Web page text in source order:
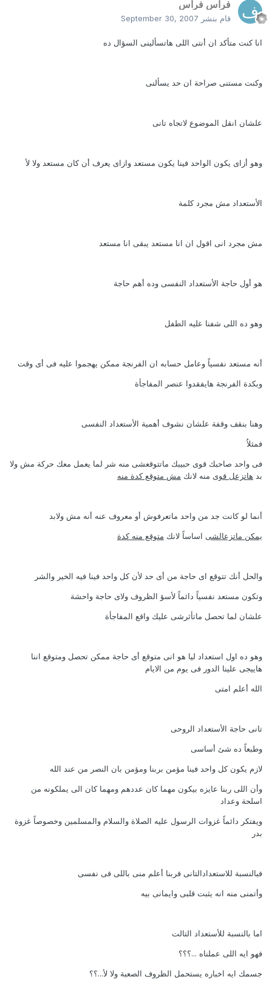
فراس فراس
قام بنشر September 30, 2007
انا كنت متأكد ان أنتى اللى هاتسألينى السؤال ده
وكنت مستنى صراحة ان حد يسألنى
علشان انقل الموضوع لاتجاه تانى
وهو أزاى يكون الواحد فينا يكون مستعد وازاى يعرف أن كان مستعد ولا لأ
الأستعداد مش مجرد كلمة
مش مجرد انى اقول ان انا مستعد يبقى انا مستعد
هو أول حاجة الأستعداد النفسى وده أهم حاجة
وهو ده اللى شفنا عليه الطفل
أنه مستعد نفسياً وعامل حسابه ان الفرنجة ممكن يهجموا عليه فى أى وقت
وبكدة الفرنجة هايفقدوا عنصر المفاجأة
وهنا بنقف وقفة علشان نشوف أهمية الأستعداد النفسى
فمثلاُ
فى واحد صاحبك قوى حبيبك ماتتوقعشى منه شر لما يعمل معك حركة مش ولا
بدهاتزعل قوىمنه لانك مش متوقع كدة منه
أنما لو كانت جد من واحد ماتعرفوش أو معروف عنه أنه مش ولابد
يمكن ماتزعالشىاساساً لانك متوقع منه كدة
والحل أنك تتوقع اى حاجة من أى حد لأن كل واحد فينا فيه الخير والشر
وتكون مستعد نفسياً دائماً لأسؤ الظروف ولاى حاجة واحشة
علشان لما تحصل ماتأثرشى عليك واقع المفاجأة
وهو ده اول استعداد ليا هو انى متوقع أى حاجة ممكن تحصل ومتوقع اننا
هاييجى علينا الدور فى يوم من الايام
الله أعلم امتى
تانى حاجة الأستعداد الروحى
وطبعاً ده شئ أساسى
لازم يكون كل واحد فينا مؤمن بربنا ومؤمن بان النصر من عند الله
وأن اللى ربنا عايزه بيكون مهما كان عددهم ومهما كان الى يملكونه من
اسلحة وعداد
ويفتكر دائماً غزوات الرسول عليه الصلاة والسلام والمسلمين وخصوصاً غزوة
بدر
فبالنسبة للاستعدادالتانى فربنا أعلم منى باللى فى نفسى
وأتمنى منه انه يثبت قلبى وايمانى بيه
اما بالنسبة للأستعداد التالت
فهو ايه اللى عملناه ...؟؟؟
جسمك ايه اخباره يستحمل الظروف الصعبة ولا لأ...؟؟